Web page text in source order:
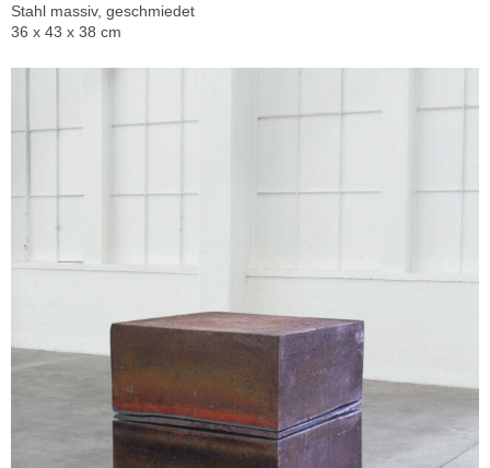
Stahl massiv, geschmiedet
36 x 43 x 38 cm